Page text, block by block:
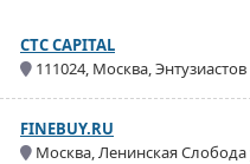
CTC CAPITAL
111024, Москва,
FINEBUY.RU
Москва, Ленинская Слобода